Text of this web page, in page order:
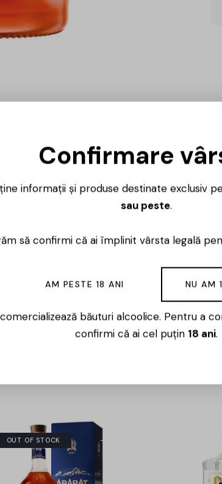
OUT OF STOCK -15%
Confirmare
informații și produse destinate exclusiv
sau peste.
să confirmi că ai împlinit vârsta legală
AM PESTE 18 ANI NU AM
băuturi alcoolice. Pentru a
confirmi că ai cel puțin 18 ani.